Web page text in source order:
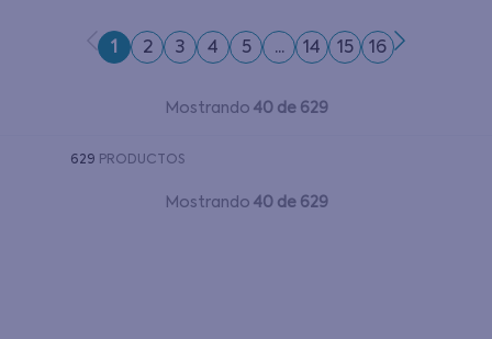
1 2 3 4 5 ... 14 15 16
Mostrando 40 de 629
629 PRODUCTOS
Mostrando 40 de 629